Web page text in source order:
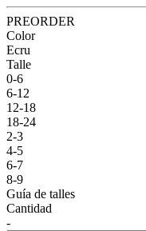
PREORDER
Color
Ecru
Talle
0-6
6-12
12-18
18-24
2-3
4-5
6-7
8-9
Guía de talles
Cantidad
-